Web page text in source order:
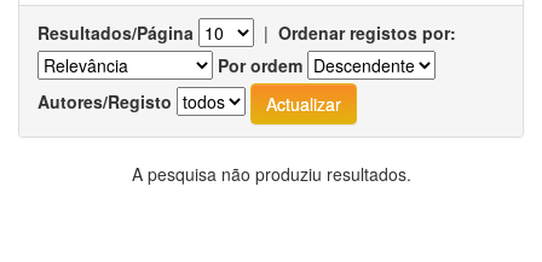
Resultados/Página | Ordenar registos por:
Por ordem
Autores/Registo
A pesquisa não produziu resultados.